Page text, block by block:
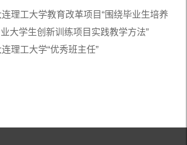
连理工大学教育改革项目“围绕毕业生培养
大学生创新训练项目实践教学方法”
理工大学“优秀班主任”